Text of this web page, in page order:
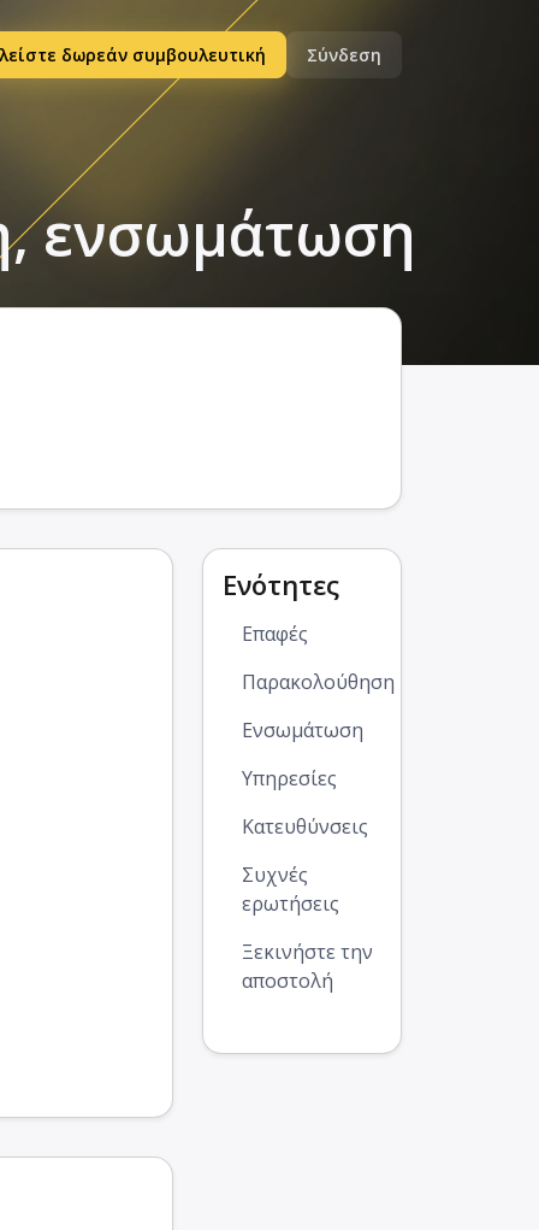
δωρεάν συμβουλευτική Σύνδεση
ενσωμάτωση
Ενότητες
Επαφές
Παρακολούθηση
Ενσωμάτωση
Υπηρεσίες
Κατευθύνσεις
Συχνές
ερωτήσεις
Ξεκινήστε την
αποστολή